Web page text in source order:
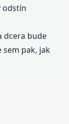
odstín
dcera bude
sem pak, jak